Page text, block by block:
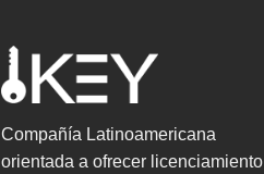
Compañía Latinoamericana
orientada a ofrecer licenciamiento